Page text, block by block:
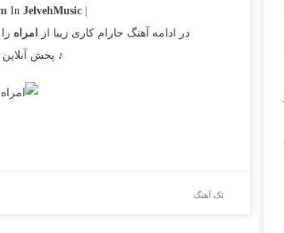
InJelvehMusic |
در ادامه آهنگ حارام کاری زیبا از
امراه
♪ پخش آنلاین
تک آهنگ